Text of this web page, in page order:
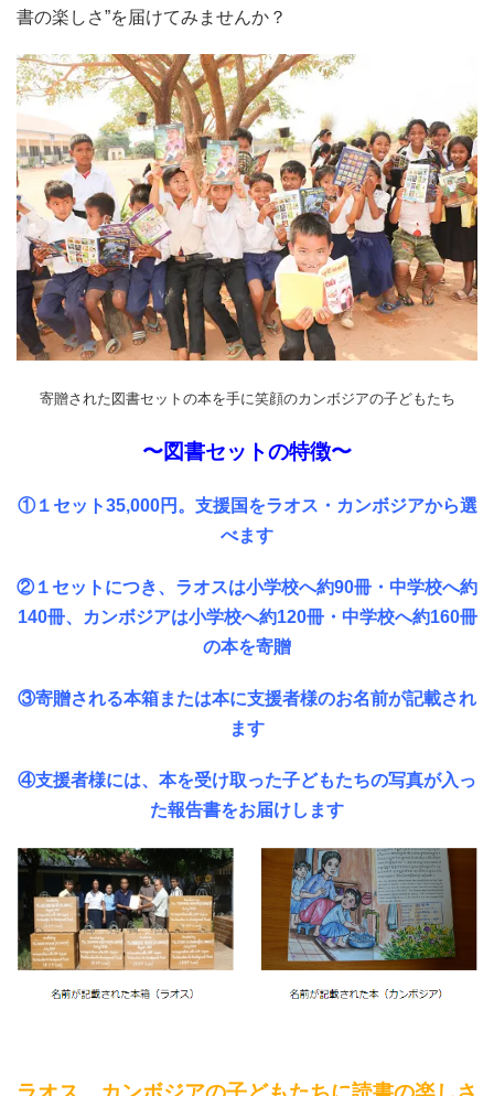
書の楽しさ”を届けてみませんか？
寄贈された図書セットの本を手に笑顔のカンボジアの⼦どもたち
〜図書セットの特徴〜
①１セット35,000円。⽀援国をラオス・カンボジアから選
べます
②１セットにつき、ラオスは小学校へ約90冊・中学校へ約
140冊、カンボジアは小学校へ約120冊・中学校へ約160冊
の本を寄贈
③寄贈される本箱または本に⽀援者様のお名前が記載され
ます
④⽀援者様には、本を受け取った⼦どもたちの写真が⼊っ
た報告書をお届けします